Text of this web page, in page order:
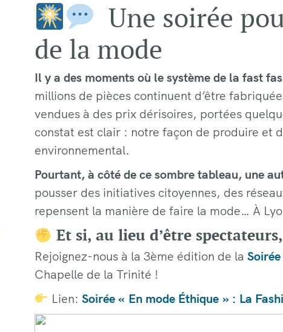
Une soirée
de la mode
Il y a des moments où le système de la fast
millions de pièces continuent d’être
vendues à des prix dérisoires, portées
constat est clair : notre façon de produire et
environnemental.
Pourtant, à côté de ce sombre tableau, une
pousser des initiatives citoyennes, des
repensent la manière de faire la mode… À
Et si, au lieu d’être
Rejoignez-nous à la 3ème édition de la
Chapelle de la Trinité !
Lien: Soirée « En mode Éthique » : La